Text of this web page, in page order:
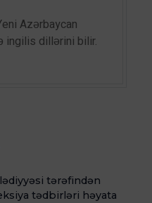
Azərbaycan
ingilis dillərini bilir.
tərəfindən
tədbirləri həyata